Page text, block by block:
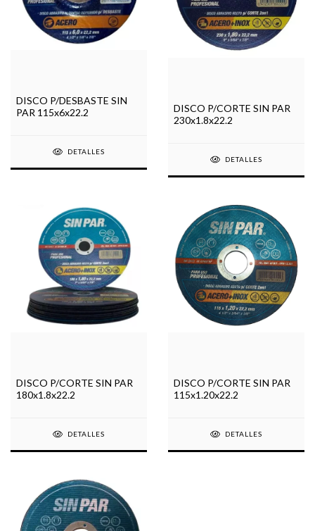
DISCO P/DESBASTE SIN
PAR 115x6x22.2
DETALLES
DISCO P/CORTE SIN PAR
230x1.8x22.2
DETALLES
DISCO P/CORTE SIN PAR
180x1.8x22.2
DETALLES
DISCO P/CORTE SIN PAR
115x1.20x22.2
DETALLES